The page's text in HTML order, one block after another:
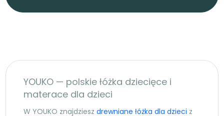
YOUKO — polskie łóżka dziecięce i
materace dla dzieci
W YOUKO znajdzieszdrewniane łóżka dla dzieci z